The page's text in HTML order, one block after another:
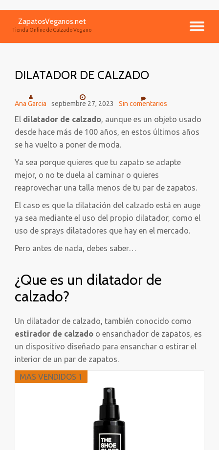
contenido
ZapatosVeganos.net
Tienda Online de Calzado Vegano
DILATADOR DE CALZADO
Ana Garcia septiembre 27, 2023 Sin comentarios
El dilatador de calzado, aunque es un objeto usado
desde hace más de 100 años, en estos últimos años
se ha vuelto a poner de moda.
Ya sea porque quieres que tu zapato se adapte
mejor, o no te duela al caminar o quieres
reaprovechar una talla menos de tu par de zapatos.
El caso es que la dilatación del calzado está en auge
ya sea mediante el uso del propio dilatador, como el
uso de sprays dilatadores que hay en el mercado.
Pero antes de nada, debes saber…
¿Que es un dilatador de
calzado?
Un dilatador de calzado, también conocido como
estirador de calzado o ensanchador de zapatos, es
un dispositivo diseñado para ensanchar o estirar el
interior de un par de zapatos.
MAS VENDIDOS 1